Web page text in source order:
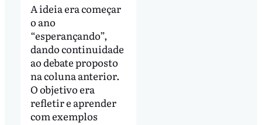
A ideia era começar
o ano
“esperançando”,
dando continuidade
ao debate proposto
na coluna anterior.
O objetivo era
refletir e aprender
com exemplos